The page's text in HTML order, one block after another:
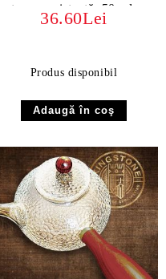
termorezistentă, 50 ml,
elegantă și rafinată
36.60Lei
Produs disponibil